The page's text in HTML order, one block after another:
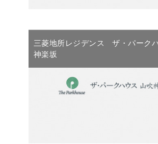
三菱地所レジデンス ザ・パーク
神楽坂